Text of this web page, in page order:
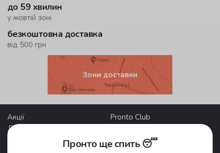
до 59 хвилин
у жовтій зоні
безкоштовна доставка
від 500 грн
Зони доставки
Акції
Pronto Club
Доставка їжі
Франшиза
Пронто ще спить 😴